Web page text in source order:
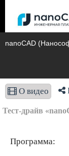
nanoCAD
О видео
Тест-драйв
Программа: